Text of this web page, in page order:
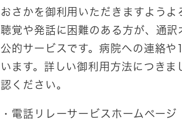
おさかを御利用いただきますようよ
聴覚や発話に困難のある方が、通
公的サービスです。病院への連絡
います。詳しい御利用方法につき
認ください。
・電話リレーサービスホームページ